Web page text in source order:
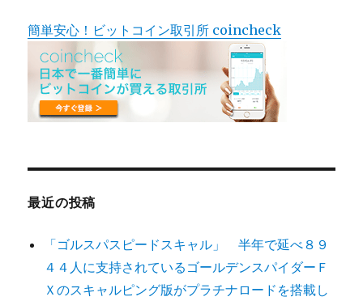
簡単安心！ビットコイン取引所 coincheck
最近の投稿
「ゴルスパスピードスキャル」 半年で延べ８９
４４人に支持されているゴールデンスパイダーＦ
Ｘのスキャルピング版がプラチナロードを搭載し